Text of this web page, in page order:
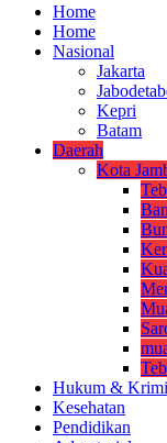
Home
Home
Nasional
Jakarta
Kepri
Batam
Daerah
Kota
Hukum &
Kesehatan
Pendidikan